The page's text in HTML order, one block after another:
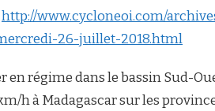
http://www.cycloneoi.com/
26-juillet-2018.html
en régime dans le bassin Sud-
h à Madagascar sur les